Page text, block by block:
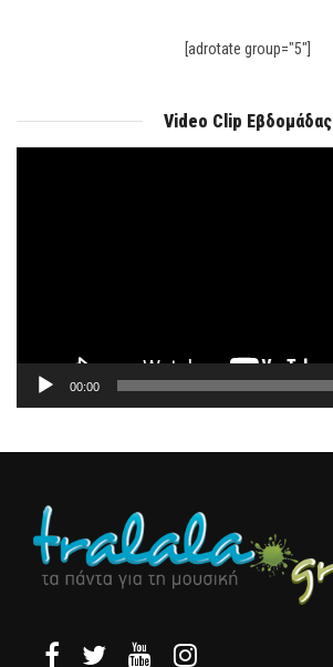
[adrotate group="5"]
Video Clip Εβδομάδας
00:00